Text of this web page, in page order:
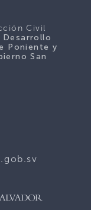
Civil
Desarrollo
Poniente y
San